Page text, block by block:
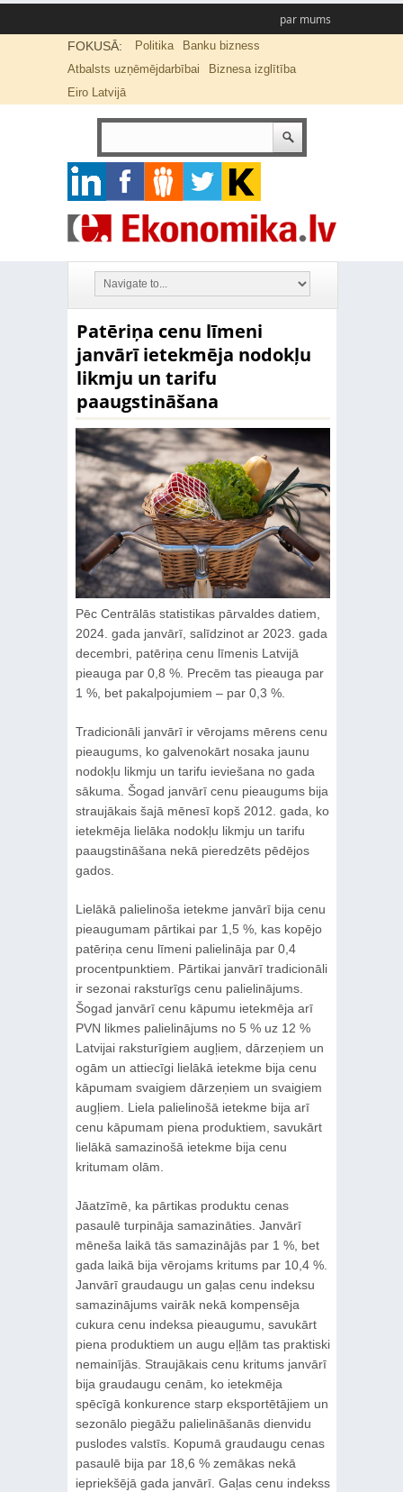
par mums
FOKUSĀ: Politika
Banku bizness
Atbalsts uzņēmējdarbībai
Biznesa izglītība
Eiro Latvijā
Patēriņa cenu līmeni
janvārī ietekmēja nodokļu
likmju un tarifu
paaugstināšana
Pēc Centrālās statistikas pārvaldes datiem,
2024. gada janvārī, salīdzinot ar 2023. gada
decembri, patēriņa cenu līmenis Latvijā
pieauga par 0,8 %. Precēm tas pieauga par
1 %, bet pakalpojumiem – par 0,3 %.
Tradicionāli janvārī ir vērojams mērens cenu
pieaugums, ko galvenokārt nosaka jaunu
nodokļu likmju un tarifu ieviešana no gada
sākuma. Šogad janvārī cenu pieaugums bija
straujākais šajā mēnesī kopš 2012. gada, ko
ietekmēja lielāka nodokļu likmju un tarifu
paaugstināšana nekā pieredzēts pēdējos
gados.
Lielākā palielinoša ietekme janvārī bija cenu
pieaugumam pārtikai par 1,5 %, kas kopējo
patēriņa cenu līmeni palielināja par 0,4
procentpunktiem. Pārtikai janvārī tradicionāli
ir sezonai raksturīgs cenu palielinājums.
Šogad janvārī cenu kāpumu ietekmēja arī
PVN likmes palielinājums no 5 % uz 12 %
Latvijai raksturīgiem augļiem, dārzeņiem un
ogām un attiecīgi lielākā ietekme bija cenu
kāpumam svaigiem dārzeņiem un svaigiem
augļiem. Liela palielinošā ietekme bija arī
cenu kāpumam piena produktiem, savukārt
lielākā samazinošā ietekme bija cenu
kritumam olām.
Jāatzīmē, ka pārtikas produktu cenas
pasaulē turpināja samazināties. Janvārī
mēneša laikā tās samazinājās par 1 %, bet
gada laikā bija vērojams kritums par 10,4 %.
Janvārī graudaugu un gaļas cenu indeksu
samazinājums vairāk nekā kompensēja
cukura cenu indeksa pieaugumu, savukārt
piena produktiem un augu eļļām tas praktiski
nemainījās. Straujākais cenu kritums janvārī
bija graudaugu cenām, ko ietekmēja
spēcīgā konkurence starp eksportētājiem un
sezonālo piegāžu palielināšanās dienvidu
puslodes valstīs. Kopumā graudaugu cenas
pasaulē bija par 18,6 % zemākas nekā
iepriekšējā gada janvārī. Gaļas cenu indekss